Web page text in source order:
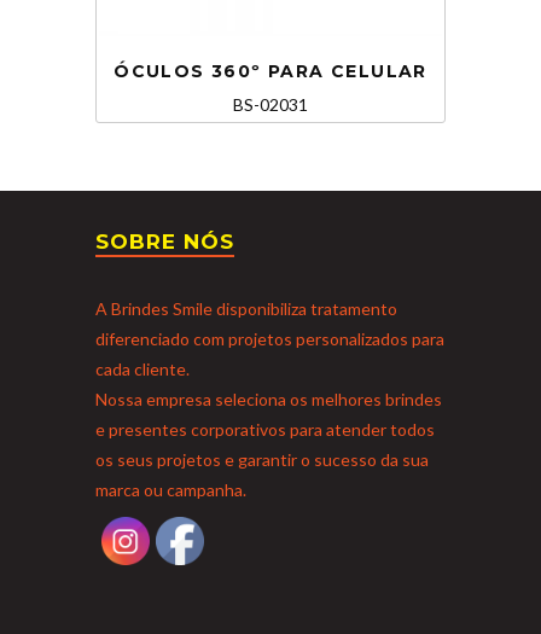
ÓCULOS 360º PARA CELULAR
BS-02031
SOBRE NÓS
A Brindes Smile disponibiliza tratamento
diferenciado com projetos personalizados para
cada cliente.
Nossa empresa seleciona os melhores brindes
e presentes corporativos para atender todos
os seus projetos e garantir o sucesso da sua
marca ou campanha.